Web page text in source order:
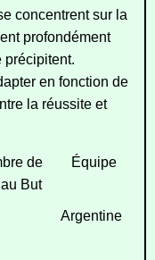
concentrent sur la
profondément
précipitent.
en fonction de
la réussite et
de
But
Équipe
Argentine